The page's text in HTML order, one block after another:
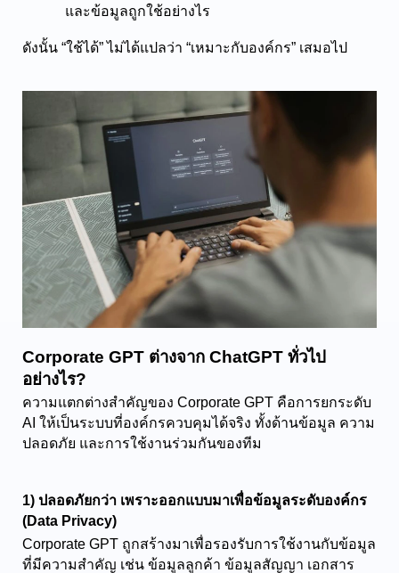
และข้อมูลถูกใช้อย่างไร
ดังนั้น “ใช้ได้” ไม่ได้แปลว่า “เหมาะกับองค์กร” เสมอไป
Corporate GPT ต่างจาก ChatGPT ทั่วไป
อย่างไร?
ความแตกต่างสำคัญของ Corporate GPT คือการยกระดับ
AI ให้เป็นระบบที่องค์กรควบคุมได้จริง ทั้งด้านข้อมูล ความ
ปลอดภัย และการใช้งานร่วมกันของทีม
1) ปลอดภัยกว่า เพราะออกแบบมาเพื่อข้อมูลระดับองค์กร
(Data Privacy)
Corporate GPT ถูกสร้างมาเพื่อรองรับการใช้งานกับข้อมูล
ที่มีความสำคัญ เช่น ข้อมูลลูกค้า ข้อมูลสัญญา เอกสาร